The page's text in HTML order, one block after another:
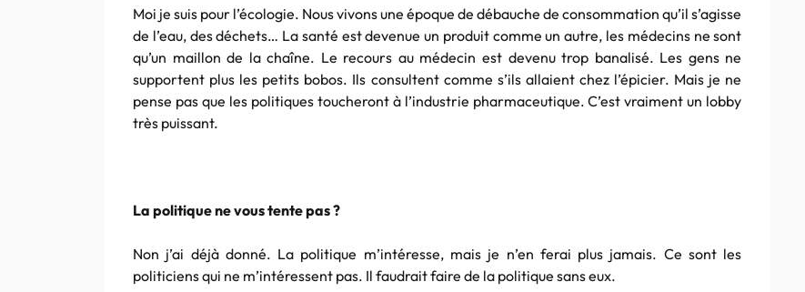
Moi je suis pour l’écologie. Nous vivons une époque de débauche de consommation qu’il s’agisse
de l’eau, des déchets… La santé est devenue un produit comme un autre, les médecins ne sont
qu’un maillon de la chaîne. Le recours au médecin est devenu trop banalisé. Les gens ne
supportent plus les petits bobos. Ils consultent comme s’ils allaient chez l’épicier. Mais je ne
pense pas que les politiques toucheront à l’industrie pharmaceutique. C’est vraiment un lobby
très puissant.
La politique ne vous tente pas ?
Non j’ai déjà donné. La politique m’intéresse, mais je n’en ferai plus jamais. Ce sont les
politiciens qui ne m’intéressent pas. Il faudrait faire de la politique sans eux.